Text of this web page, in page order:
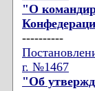
"О
----------
г. №1467
"Об